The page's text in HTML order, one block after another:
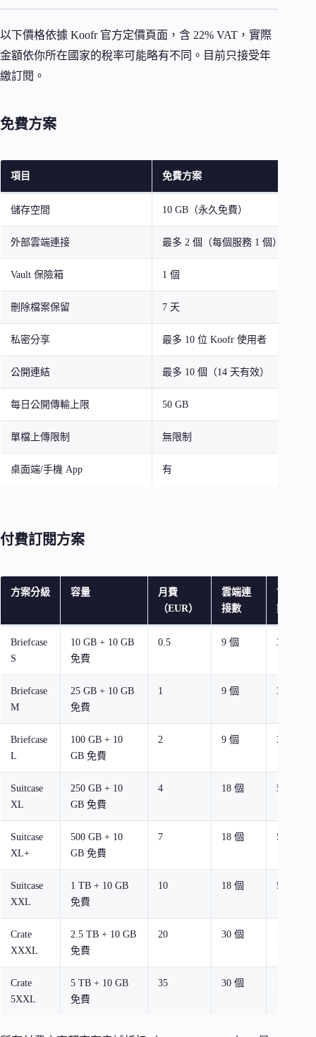
以下價格依據 Koofr 官方定價頁面，含 22% VAT，實際
金額依你所在國家的稅率可能略有不同。目前只接受年
繳訂閱。
免費方案
項目 免費方案
儲存空間 10 GB（永久免費）
外部雲端連接 最多 2 個（每個服務 1 個）
Vault 保險箱 1 個
刪除檔案保留 7 天
私密分享 最多 10 位 Koofr 使用者
公開連結 最多 10 個（14 天有效）
每日公開傳輸上限 50 GB
單檔上傳限制 無限制
桌面端/手機 App 有
付費訂閱方案
方案分級 容量
月費
（EUR）
雲端連
接數
Vault
數量
Briefcase
S
10 GB + 10 GB
免費
0.5 9 個 3 個
Briefcase
M
25 GB + 10 GB
免費
1 9 個 3 個
Briefcase
L
100 GB + 10
GB 免費
2 9 個 3 個
Suitcase
XL
250 GB + 10
GB 免費
4 18 個 5 個
Suitcase
XL+
500 GB + 10
GB 免費
7 18 個 5 個
Suitcase
XXL
1 TB + 10 GB
免費
10 18 個 5 個
Crate
XXXL
2.5 TB + 10 GB
免費
20 30 個 10 個
Crate
5XXL
5 TB + 10 GB
免費
35 30 個 10 個